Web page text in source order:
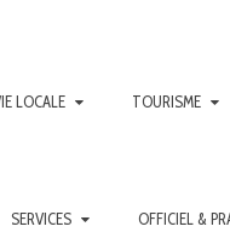
LOCALE TOURISME
SERVICES OFFICIEL &